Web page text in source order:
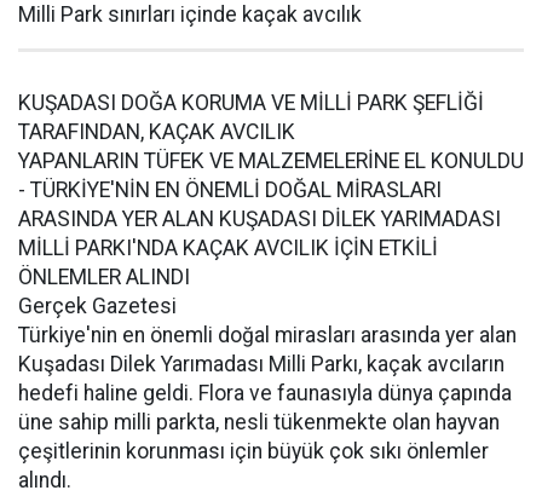
Milli Park sınırları içinde kaçak avcılık
KUŞADASI DOĞA KORUMA VE MİLLİ PARK ŞEFLİĞİ
TARAFINDAN, KAÇAK AVCILIK
YAPANLARIN TÜFEK VE MALZEMELERİNE EL KONULDU
- TÜRKİYE'NİN EN ÖNEMLİ DOĞAL MİRASLARI
ARASINDA YER ALAN KUŞADASI DİLEK YARIMADASI
MİLLİ PARKI'NDA KAÇAK AVCILIK İÇİN ETKİLİ
ÖNLEMLER ALINDI
Gerçek Gazetesi
Türkiye'nin en önemli doğal mirasları arasında yer alan
Kuşadası Dilek Yarımadası Milli Parkı, kaçak avcıların
hedefi haline geldi. Flora ve faunasıyla dünya çapında
üne sahip milli parkta, nesli tükenmekte olan hayvan
çeşitlerinin korunması için büyük çok sıkı önlemler
alındı.